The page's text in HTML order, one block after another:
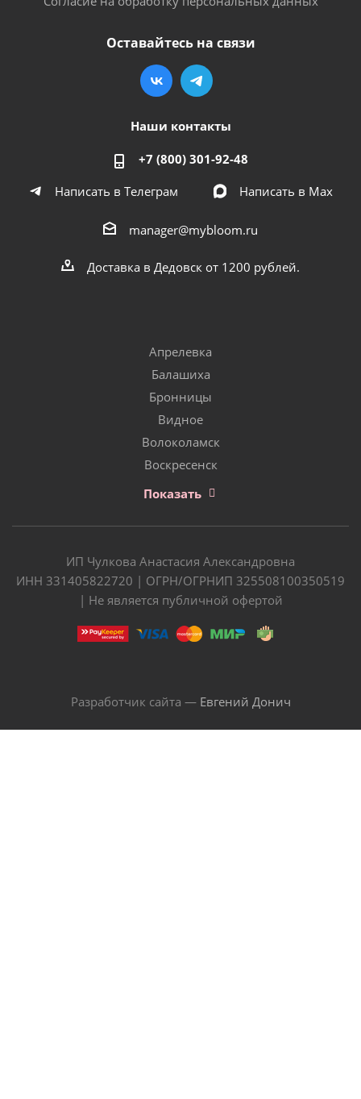
Оставайтесь на связи
Наши контакты
+7 (800) 301-92-48
Написать в Телеграм
Написать в Мах
manager@mybloom.ru
Доставка в Дедовск от 1200 рублей.
Апрелевка
Балашиха
Бронницы
Видное
Волоколамск
Воскресенск
Показать
ИП Чулкова Анастасия Александровна
ИНН 331405822720 | ОГРН/ОГРНИП 325508100350519
| Не является публичной офертой
Разработчик сайта — Евгений Донич